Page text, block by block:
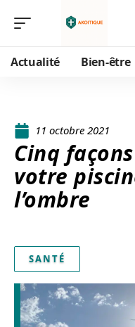
Actualité Bien-être
11 octobre 2021
Cinq
votre
l’ombre
SANTÉ